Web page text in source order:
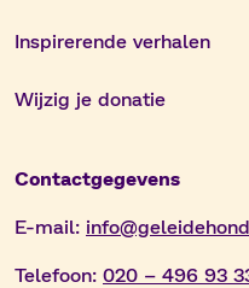
Inspirerende verhalen
Wijzig je donatie
Contactgegevens
E-mail:
Telefoon: 020 – 496 93